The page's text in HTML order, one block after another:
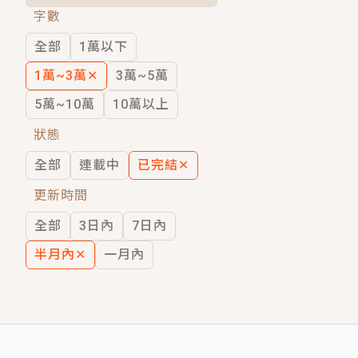
穿越｜《穿越遠古後成了野人娘子》你
字數
全部
1萬以下
1萬~3萬 ✕
3萬~5萬
5萬~10萬
10萬以上
狀態
全部
連載中 已完結✕
更新時間
全部
3日內
7日內
半月內 ✕ 一月內